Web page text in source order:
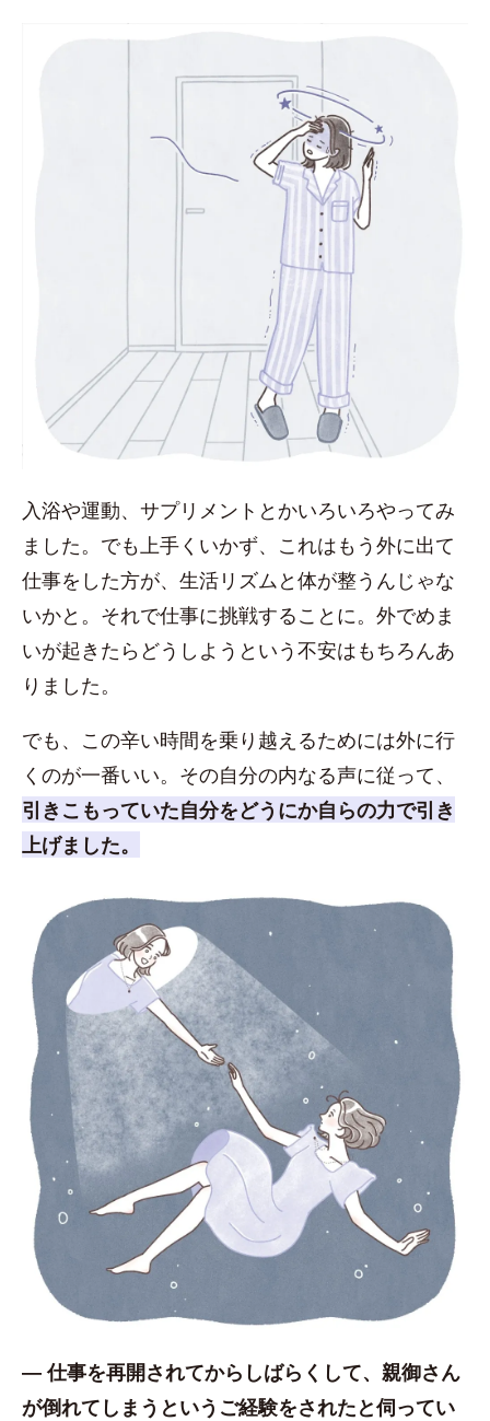
入浴や運動、サプリメントとかいろいろやってみ
ました。でも上手くいかず、これはもう外に出て
仕事をした方が、生活リズムと体が整うんじゃな
いかと。それで仕事に挑戦することに。外でめま
いが起きたらどうしようという不安はもちろんあ
りました。
でも、この辛い時間を乗り越えるためには外に行
くのが一番いい。その自分の内なる声に従って、
引きこもっていた自分をどうにか自らの力で引き
上げました。
― 仕事を再開されてからしばらくして、親御さん
が倒れてしまうというご経験をされたと伺ってい